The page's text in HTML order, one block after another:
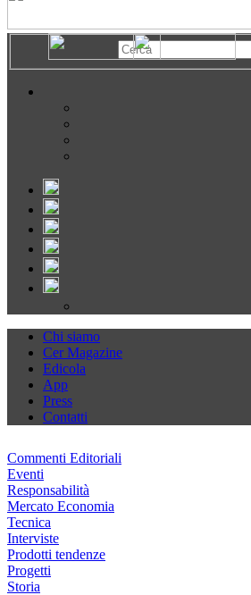
Chi siamo
Cer Magazine
Edicola
App
Press
Contatti
Commenti Editoriali
Eventi
Responsabilità
Mercato Economia
Tecnica
Interviste
Prodotti tendenze
Progetti
Storia